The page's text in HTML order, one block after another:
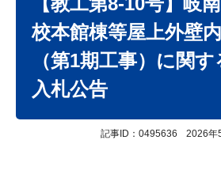
校本館棟等屋上外壁
（第1期工事）に関
入札公告
記事ID：0495636 2026年